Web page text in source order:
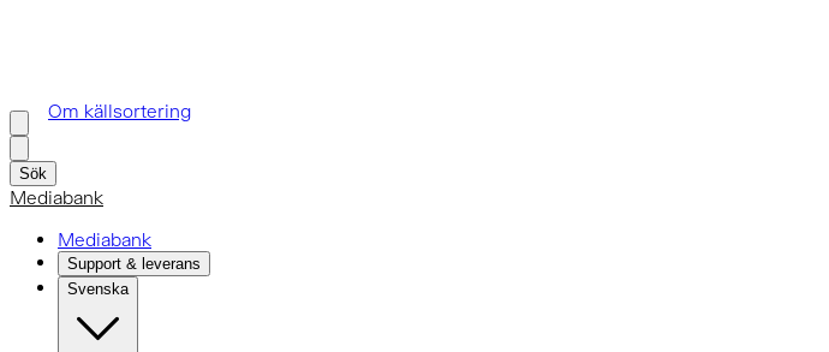
Sök
Mediabank
Mediabank
Support & leverans
Svenska
Om källsortering